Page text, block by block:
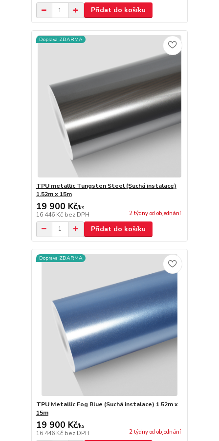
Přidat do košíku
Doprava ZDARMA
TPU metallic Tungsten Steel (Suchá instalace)
1.52m x 15m
19 900 Kč/ks
16 446 Kč bez DPH 2 týdny od objednání
Přidat do košíku
Doprava ZDARMA
TPU Metallic Fog Blue (Suchá instalace) 1.52m x
15m
19 900 Kč/ks
16 446 Kč bez DPH 2 týdny od objednání